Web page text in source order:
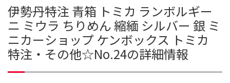
伊勢丹特注 青箱 トミカ ランボルギー
ニ ミウラ ちりめん 縮緬 シルバー 銀 ミ
ニカーショップ ケンボックス トミカ
特注・その他☆No.24の詳細情報